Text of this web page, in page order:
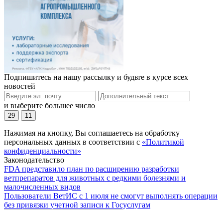
Подпишитесь на нашу рассылку и будьте в курсе всех
новостей
и выберите большее число
29 11
Нажимая на кнопку, Вы соглашаетесь на обработку
персональных данных в соответствии с «Политикой
конфиденциальности»
Законодательство
FDA представило план по расширению разработки
ветпрепаратов для животных с редкими болезнями и
малочисленных видов
Пользователи ВетИС с 1 июля не смогут выполнять операции
без привязки учетной записи к Госуслугам